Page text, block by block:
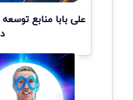
علی بابا منابع